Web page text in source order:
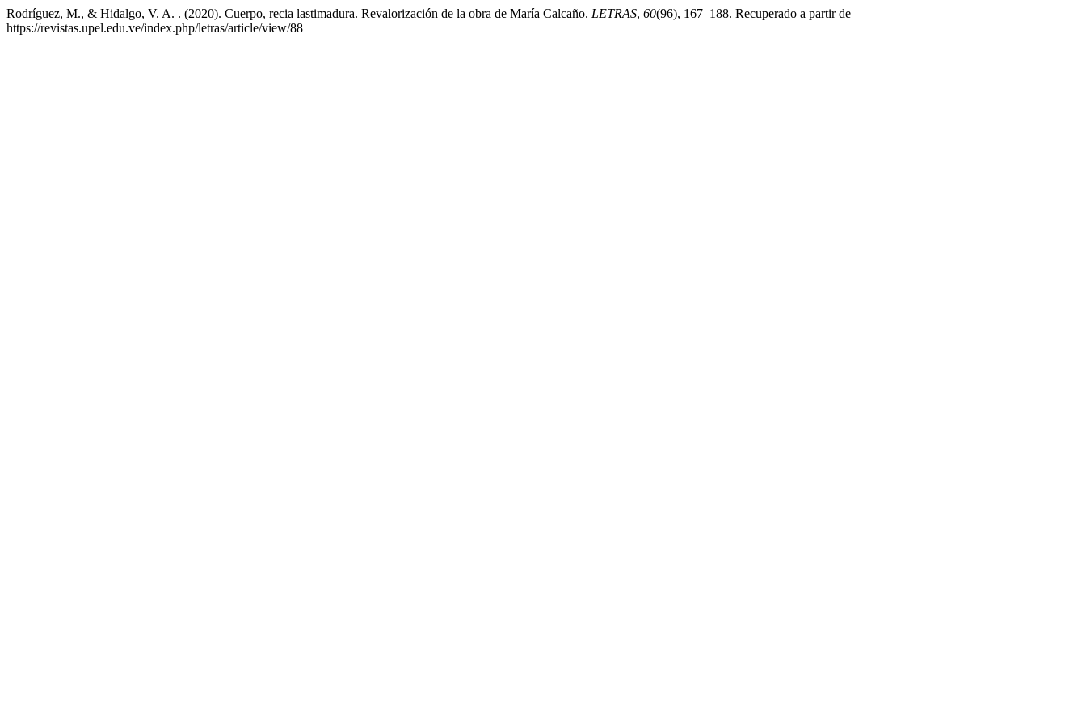
Rodríguez, M., & Hidalgo, V. A. . (2020). Cuerpo, recia lastimadura. Revalorización de la obra de María Calcaño. LETRAS, 60(96), 167–188. Recuperado a partir de
https://revistas.upel.edu.ve/index.php/letras/article/view/88